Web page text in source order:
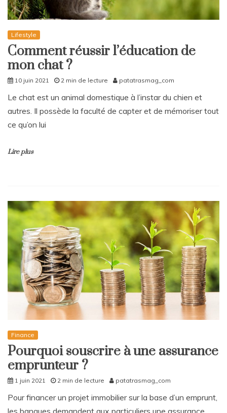
Lifestyle
Comment réussir l’éducation de
mon chat ?
10 juin 2021 2 min de lecture patatrasmag_com
Le chat est un animal domestique à l’instar du chien et
autres. Il possède la faculté de capter et de mémoriser tout
ce qu’on lui
Lire plus
Finance
Pourquoi souscrire à une assurance
emprunteur ?
1 juin 2021 2 min de lecture patatrasmag_com
Pour financer un projet immobilier sur la base d’un emprunt,
les banques demandent aux particuliers une assurance